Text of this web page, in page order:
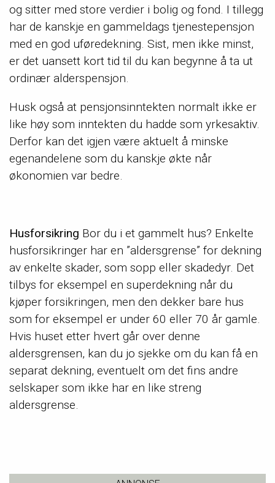
og sitter med store verdier i bolig og fond. I tillegg
har de kanskje en gammeldags tjenestepensjon
med en god uføredekning. Sist, men ikke minst,
er det uansett kort tid til du kan begynne å ta ut
ordinær alderspensjon.
Husk også at pensjonsinntekten normalt ikke er
like høy som inntekten du hadde som yrkesaktiv.
Derfor kan det igjen være aktuelt å minske
egenandelene som du kanskje økte når
økonomien var bedre.
Husforsikring Bor du i et gammelt hus? Enkelte
husforsikringer har en ”aldersgrense” for dekning
av enkelte skader, som sopp eller skadedyr. Det
tilbys for eksempel en superdekning når du
kjøper forsikringen, men den dekker bare hus
som for eksempel er under 60 eller 70 år gamle.
Hvis huset etter hvert går over denne
aldersgrensen, kan du jo sjekke om du kan få en
separat dekning, eventuelt om det fins andre
selskaper som ikke har en like streng
aldersgrense.